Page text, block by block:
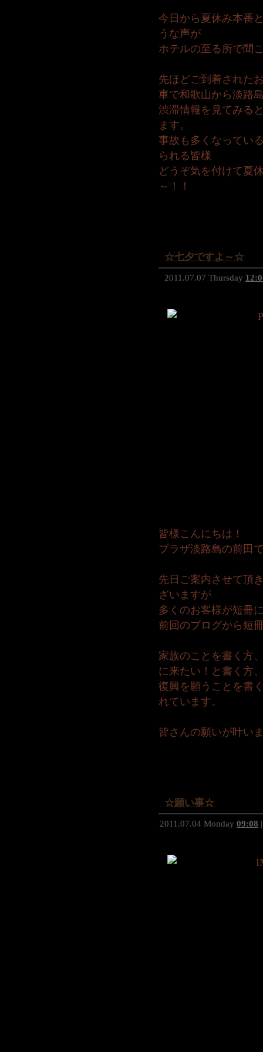
今日から夏休み本番
うな声が
ホテルの至る所で聞
先ほどご到着された
車で和歌山から淡路
渋滞情報を見てみる
ます。
事故も多くなってい
られる皆様
どうぞ気を付けて夏
～！！
☆七夕ですよ～☆
2011.07.07 Thursday
皆様こんにちは！
プラザ淡路島の前田
先日ご案内させて頂
ざいますが
多くのお客様が短冊
前回のブログから短
家族のことを書く方
に来たい！と書く方
復興を願うことを書
れています。
皆さんの願いが叶い
☆願い事☆
2011.07.04 Monday 09:08